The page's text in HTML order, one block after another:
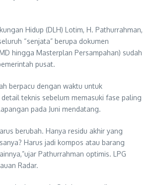
Hidup (DLH) Lotim, H. Pathurrahman,
“senjata” berupa dokumen
hingga Masterplan Persampahan) sudah
pusat.
berpacu dengan waktu untuk
teknis sebelum memasuki fase paling
pada Juni mendatang.
berubah. Hanya residu akhir yang
Harus jadi kompos atau barang
Pathurrahman optimis. LPG
Radar.